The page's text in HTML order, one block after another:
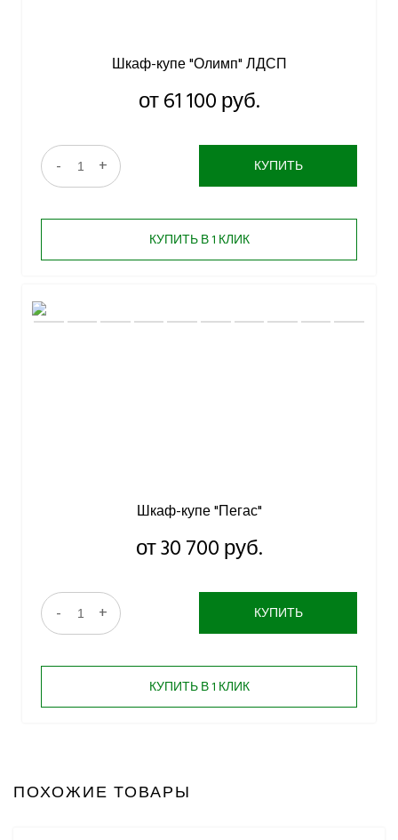
Шкаф-купе "Олимп" ЛДСП
от 61 100 руб.
- + КУПИТЬ
КУПИТЬ В 1 КЛИК
Шкаф-купе "Пегас"
от 30 700 руб.
- + КУПИТЬ
КУПИТЬ В 1 КЛИК
ПОХОЖИЕ ТОВАРЫ